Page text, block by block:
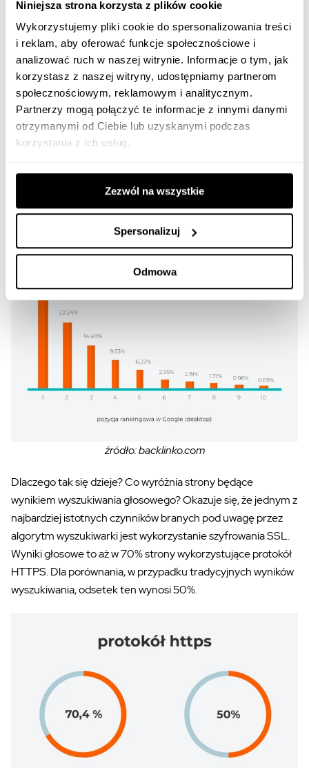
Niniejsza strona korzysta z plików cookie
Wykorzystujemy pliki cookie do spersonalizowania treści
i reklam, aby oferować funkcje społecznościowe i
analizować ruch w naszej witrynie. Informacje o tym, jak
korzystasz z naszej witryny, udostępniamy partnerom
społecznościowym, reklamowym i analitycznym.
Partnerzy mogą połączyć te informacje z innymi danymi
otrzymanymi od Ciebie lub uzyskanymi podczas
korzystania z ich usług.
Zezwól na wszystkie
Spersonalizuj
Odmowa
stron w wynikach wyszukiwania głosowego, zauważymy
wyraźną korelację pomiędzyogólną kondycją SEO-wą
serwisu. Strony, które pojawiają się na najwyższych
pozycjach w tradycyjnych wynikach wyszukiwania, są tymi
które najczęściej stanowią wynik wyszukiwania głosowego
(odpowiedź głosową). Jednocześnie płynie z tej analizy
dosyć ciekawa konkluzja, mianowicieodpowiedź głosowa
nie zawsze pochodzi ze strony która jest pierwsza w
wynikach wyszukiwania
ze stroną, która znajduje się na pozycji drugiej, trzeciej lub
nawet czwartej czy piątej.
źródło: backlinko.com
Dlaczego tak się dzieje? Co wyróżnia strony będące
wynikiem wyszukiwania głosowego? Okazuje się, że jednym z
najbardziej istotnych czynników branych pod uwagę przez
algorytm wyszukiwarki jest wykorzystanie szyfrowania SSL.
Wyniki głosowe to aż w 70% strony wykorzystujące protokół
HTTPS. Dla porównania, w przypadku tradycyjnych wyników
wyszukiwania, odsetek ten wynosi 50%.